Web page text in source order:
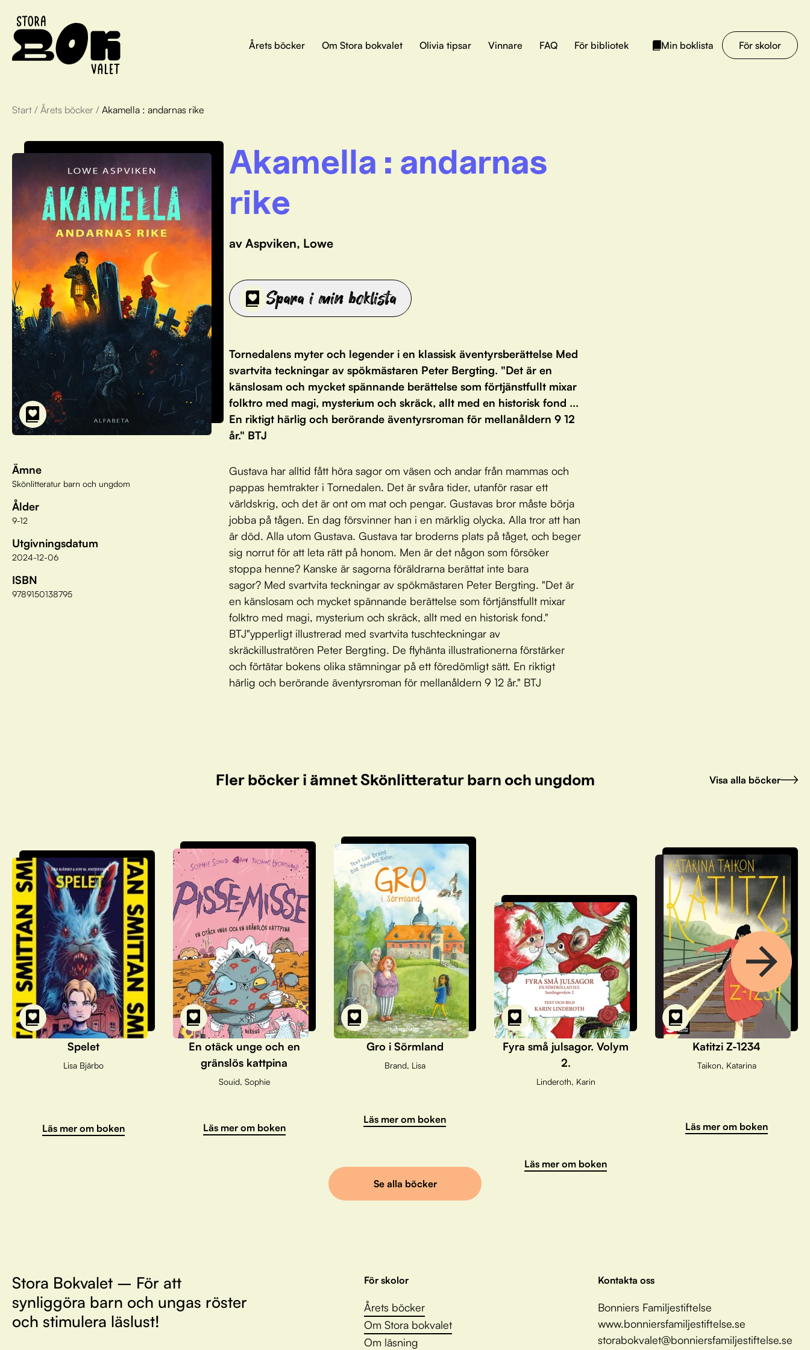
Årets böcker Om Stora bokvalet Olivia tipsar Vinnare FAQ För bibliotek Min boklista För skolor
Start / Årets böcker / Akamella : andarnas rike
Ämne
Skönlitteratur barn och ungdom
Ålder
9-12
Utgivningsdatum
2024-12-06
ISBN
9789150138795
Akamella : andarnas
rike
av Aspviken, Lowe
Spara i min boklista
Tornedalens myter och legender i en klassisk äventyrsberättelse Med
svartvita teckningar av spökmästaren Peter Bergting. "Det är en
känslosam och mycket spännande berättelse som förtjänstfullt mixar
folktro med magi, mysterium och skräck, allt med en historisk fond ...
En riktigt härlig och berörande äventyrsroman för mellanåldern 9 12
år." BTJ
Gustava har alltid fått höra sagor om väsen och andar från mammas och
pappas hemtrakter i Torne­dalen. Det är svåra tider, utanför rasar ett
världskrig, och det är ont om mat och pengar. Gustavas bror måste börja
jobba på tågen. En dag försvinner han i en märklig olycka. Alla tror att han
är död. Alla utom Gustava. Gustava tar broderns plats på tåget, och beger
sig norrut för att leta rätt på honom. Men är det någon som försöker
stoppa henne? Kanske är sagorna föräldrarna berättat inte bara
sagor? Med svartvita teckningar av spökmästaren Peter Bergting. "Det är
en känslosam och mycket spännande berättelse som förtjänstfullt mixar
folktro med magi, mysterium och skräck, allt med en historisk fond."
BTJ"ypperligt illustrerad med svartvita tuschteckningar av
skräckillustratören Peter Bergting. De flyhänta illustrationerna förstärker
och förtätar bokens olika stämningar på ett föredömligt sätt. En riktigt
härlig och berörande äventyrsroman för mellanåldern 9 12 år." BTJ
Fler böcker i ämnet Skönlitteratur barn och ungdom Visa alla böcker
Spelet
Lisa Bjärbo
Läs mer om boken
En otäck unge och en
gränslös kattpina
Souid, Sophie
Läs mer om boken
Gro i Sörmland
Brand, Lisa
Läs mer om boken
Fyra små julsagor. Volym
2.
Linderoth, Karin
Läs mer om boken
Katitzi Z-1234
Taikon, Katarina
Läs mer om boken
Se alla böcker
Stora Bokvalet – För att
synliggöra barn och ungas röster
och stimulera läslust!
För skolor
Årets böcker
Om Stora bokvalet
Om läsning
Kontakta oss
Bonniers Familjestiftelse
www.bonniersfamiljestiftelse.se
storabokvalet@bonniersfamiljestiftelse.se